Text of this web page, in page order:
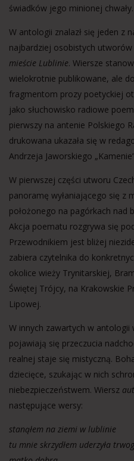
świadków jego minionej chwały.
W antologii znalazł się jeden z
najbardziej osobistych utworów
mieście Lublinie. Wiersze
wielokrotnie publikowane, ale
fragmentom prozy poetyckiej
jako słuchowisko radiowe
pierwszy na antenie Polskiego
drukowana ukazała się w
Andrzeja Jaworskiego
W pierwszej części utworu
panoramę wyłaniającego się z
położonego na pagórkach nad
Akcja poematu rozgrywa się
Przewodnikiem jest bliżej
zabiera czytelnika do
okolice wieży Trynitarskiej,
Świętej Trójcy, na Krakowskie
Lipowej.
W innych zawartych w antologii
pojawiają się przeczucia
realnej staje się mistyczną.
dziecięce, szukając w nich
niebezpieczeństwem. Wiersz
następujące wersy:
stanąłem na ziemi w lublinie
tu mnie skrzydłem uderzyła